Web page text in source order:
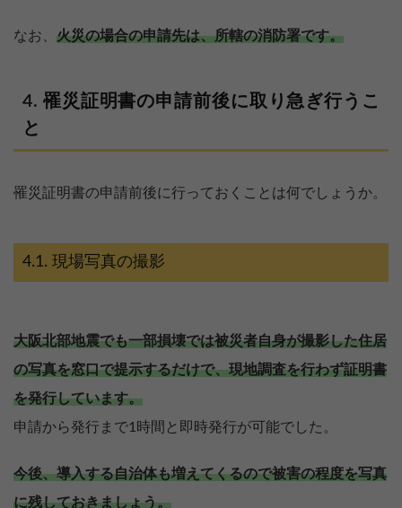
なお、 火災の場合の申請先は、所轄の消防署です。
罹災証明書の申請前後に取り急ぎ行うこ
と
罹災証明書の申請前後に行っておくことは何でしょうか。
現場写真の撮影
大阪北部地震でも一部損壊では被災者自身が撮影した住居
の写真を窓口で提示するだけで、現地調査を行わず証明書
を発行しています。
申請から発行まで1時間と即時発行が可能でした。
今後、導入する自治体も増えてくるので被害の程度を写真
に残しておきましょう。